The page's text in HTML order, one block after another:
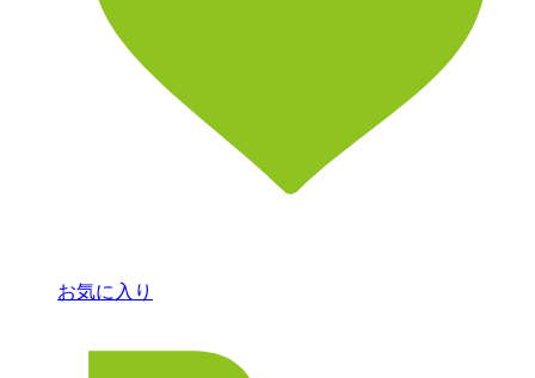
お気に入り